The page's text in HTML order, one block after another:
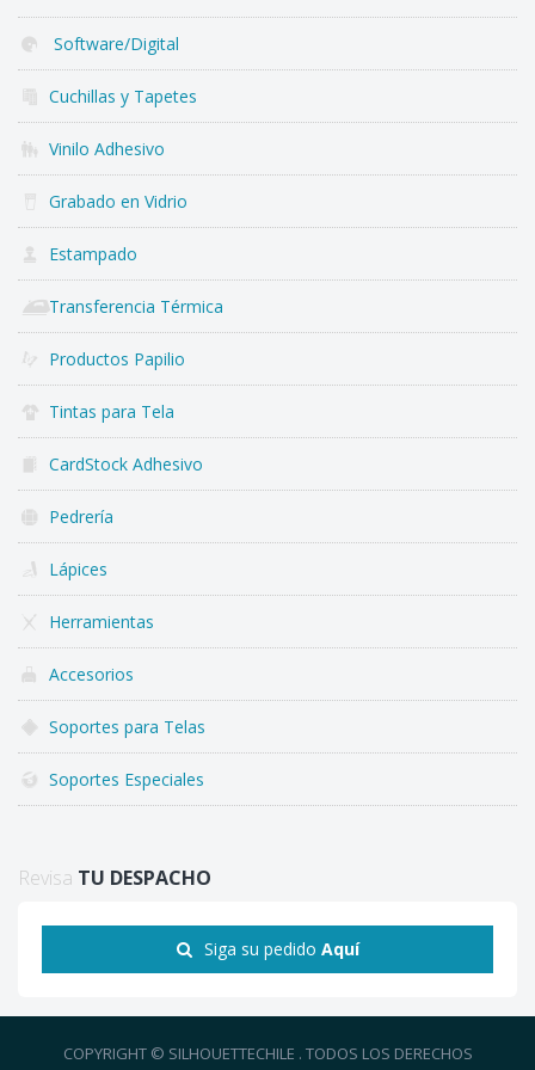
Software/Digital
Cuchillas y Tapetes
Vinilo Adhesivo
Grabado en Vidrio
Estampado
Transferencia Térmica
Productos Papilio
Tintas para Tela
CardStock Adhesivo
Pedrería
Lápices
Herramientas
Accesorios
Soportes para Telas
Soportes Especiales
Revisa TU DESPACHO
Siga su pedido Aquí
COPYRIGHT © SILHOUETTECHILE . TODOS LOS DERECHOS